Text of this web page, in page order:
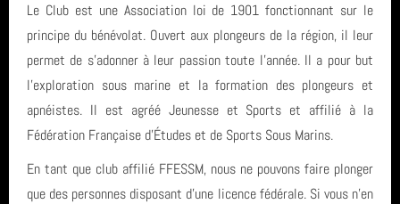
L'encadrement
Nous situer
Statuts, règlement intérieur, charte formation, ... ⚓
Le Club est une Association loi de 1901 fonctionnant sur le
principe du bénévolat. Ouvert aux plongeurs de la région, il leur
permet de s'adonner à leur passion toute l'année. Il a pour but
l'exploration sous marine et la formation des plongeurs et
apnéistes. Il est agréé Jeunesse et Sports et affilié à la
Fédération Française d’Études et de Sports Sous Marins.
En tant que club affilié FFESSM, nous ne pouvons faire plonger
que des personnes disposant d'une licence fédérale. Si vous n'en